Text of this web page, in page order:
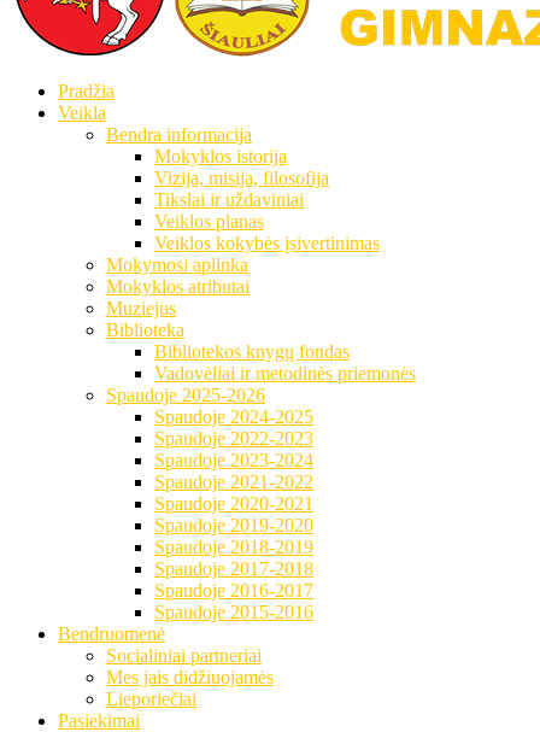
Pradžia
Veikla
Bendra informacija
Mokyklos istorija
Vizija, misija, filosofija
Tikslai ir uždaviniai
Veiklos planas
Veiklos kokybės įsivertinimas
Mokymosi aplinka
Mokyklos atributai
Muziejus
Biblioteka
Bibliotekos knygų fondas
Vadovėliai ir metodinės priemonės
Spaudoje 2025-2026
Spaudoje 2024-2025
Spaudoje 2022-2023
Spaudoje 2023-2024
Spaudoje 2021-2022
Spaudoje 2020-2021
Spaudoje 2019-2020
Spaudoje 2018-2019
Spaudoje 2017-2018
Spaudoje 2016-2017
Spaudoje 2015-2016
Bendruomenė
Socialiniai partneriai
Mes jais didžiuojamės
Lieporiečiai
Pasiekimai